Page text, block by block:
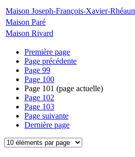
Maison Joseph-François-Xavier-
Maison Paré
Maison Rivard
Première page
Page précédente
Page 99
Page 100
Page 101 (page actuelle)
Page 102
Page 103
Page suivante
Dernière page